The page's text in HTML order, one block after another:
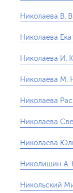
Николаева В.
Николаева
Николаева И.
Николаева М.
Николаева
Николаева
Николаева
Николишин А.
Никольский